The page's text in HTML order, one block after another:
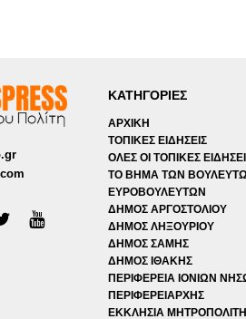
ΚΑΤΗΓΟΡΙΕΣ
ΑΡΧΙΚΗ
ΤΟΠΙΚΕΣ ΕΙΔΗΣΕΙΣ
ΟΛΕΣ ΟΙ ΤΟΠΙΚΕΣ
ΤΟ ΒΗΜΑ ΤΩΝ
ΕΥΡΟΒΟΥΛΕΥΤΩΝ
ΔΗΜΟΣ ΑΡΓΟΣΤΟΛΙΟΥ
ΔΗΜΟΣ ΛΗΞΟΥΡΙΟΥ
ΔΗΜΟΣ ΣΑΜΗΣ
ΔΗΜΟΣ ΙΘΑΚΗΣ
ΠΕΡΙΦΕΡΕΙΑ ΙΟΝΙΩΝ
ΠΕΡΙΦΕΡΕΙΑΡΧΗΣ
ΕΚΚΛΗΣΙΑ